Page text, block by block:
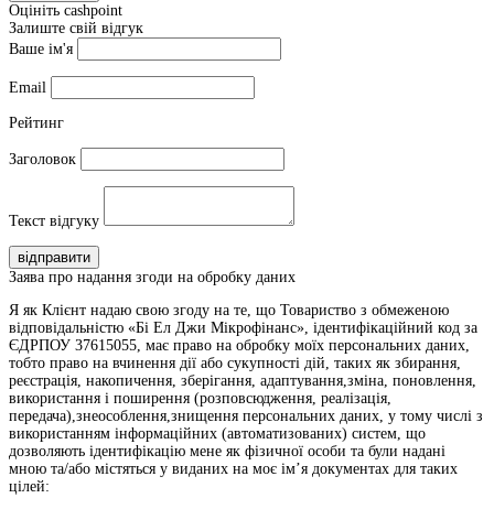
Оцініть cashpoint
Залиште свій відгук
Ваше ім'я
Email
Рейтинг
Заголовок
Текст відгуку
відправити
Заява про надання згоди на обробку даних
Я як Клієнт надаю свою згоду на те, що Товариство з обмеженою
відповідальністю «Бі Ел Джи Мікрофінанс», ідентифікаційний код за
ЄДРПОУ 37615055, має право на обробку моїх персональних даних,
тобто право на вчинення дії або сукупності дій, таких як збирання,
реєстрація, накопичення, зберігання, адаптування,зміна, поновлення,
використання і поширення (розповсюдження, реалізація,
передача),знеособлення,знищення персональних даних, у тому числі з
використанням інформаційних (автоматизованих) систем, що
дозволяють ідентифікацію мене як фізичної особи та були надані
мною та/або містяться у виданих на моє ім’я документах для таких
цілей: